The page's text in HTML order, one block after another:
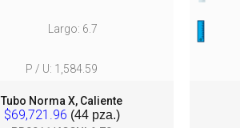
Largo: 6.7
P / U: 1,584.59
Tubo Norma X, Caliente
$69,721.96 (44 pza.)